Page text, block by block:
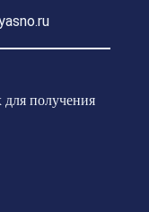
для получения